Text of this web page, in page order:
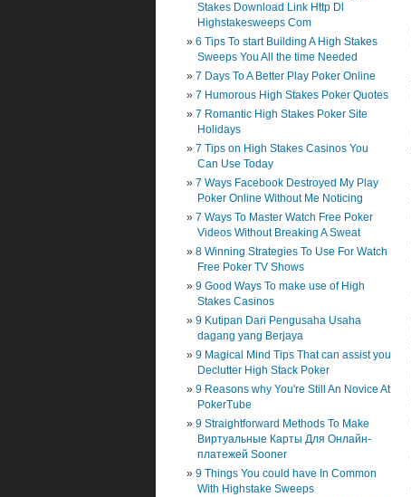
Stakes Download Link Http Dl
Highstakesweeps Com
6 Tips To start Building A High Stakes
Sweeps You All the time Needed
7 Days To A Better Play Poker Online
7 Humorous High Stakes Poker Quotes
7 Romantic High Stakes Poker Site
Holidays
7 Tips on High Stakes Casinos You
Can Use Today
7 Ways Facebook Destroyed My Play
Poker Online Without Me Noticing
7 Ways To Master Watch Free Poker
Videos Without Breaking A Sweat
8 Winning Strategies To Use For Watch
Free Poker TV Shows
9 Good Ways To make use of High
Stakes Casinos
9 Kutipan Dari Pengusaha Usaha
dagang yang Berjaya
9 Magical Mind Tips That can assist you
Declutter High Stack Poker
9 Reasons why You're Still An Novice At
PokerTube
9 Straightforward Methods To Make
Виртуальные Карты Для Онлайн-
платежей Sooner
9 Things You could have In Common
With Highstake Sweeps